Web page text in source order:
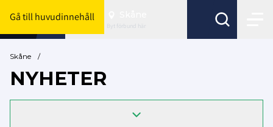
Gå till huvudinnehåll
Byt förbund här
Skåne /
NYHETER